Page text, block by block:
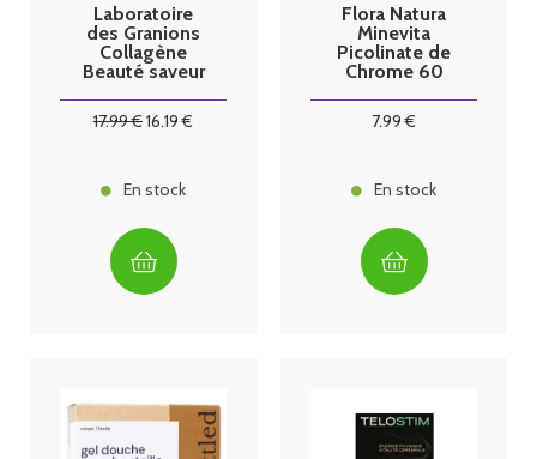
Laboratoire
des Granions
Collagène
Beauté saveur
17.99€16.19 €
En stock
Flora Natura
Minevita
Picolinate de
Chrome 60
7.99 €
En stock